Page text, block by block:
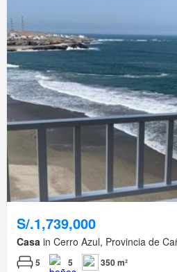
S/.1,739,000
Casa in Cerro Azul, Provincia de
5 5 350 m²